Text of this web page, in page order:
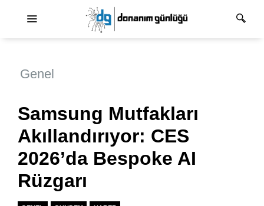
Genel
Samsung Mutfakları
Akıllandırıyor: CES
2026’da Bespoke AI
Rüzgarı